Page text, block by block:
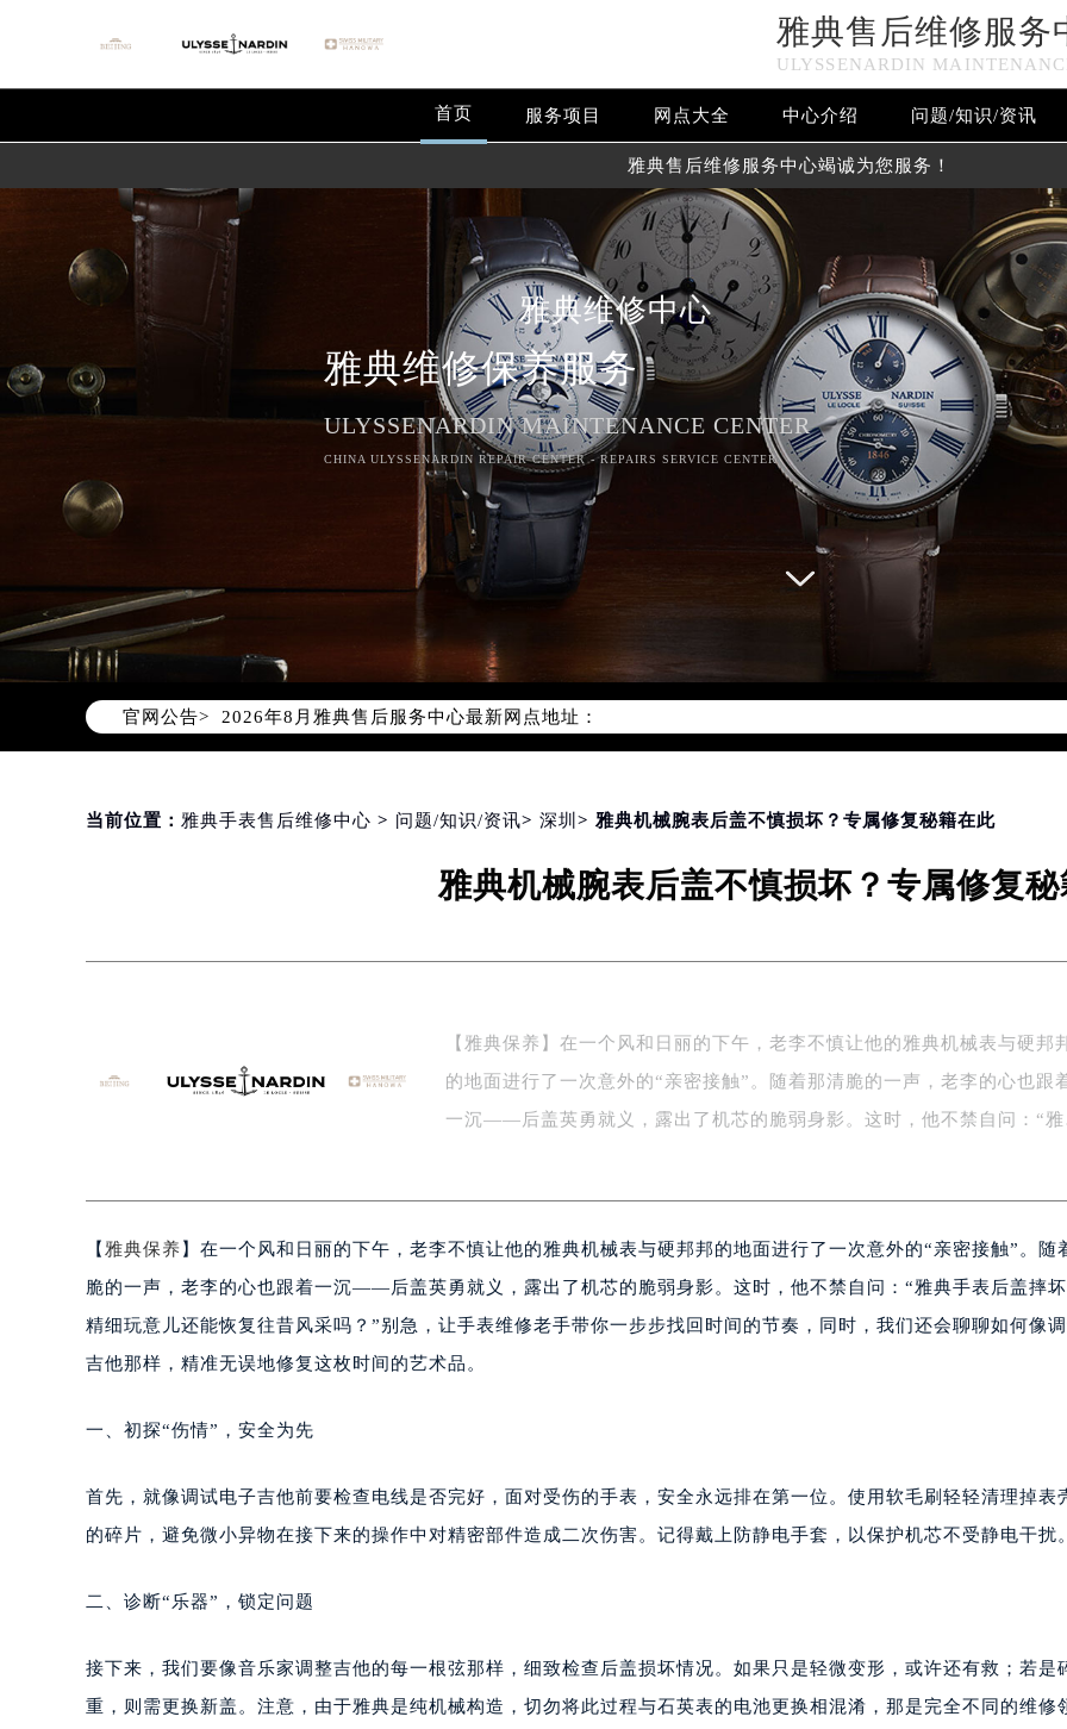
雅典售后维修服务
ULYSSENARDIN
首页 服务项目 网点大全 中心介绍 问题/知识/资讯
雅典售后维修服务中心竭诚为您服务！
雅典维修中心
雅典维修保养服务
ULYSSENARDIN MAINTENANCE CENTER
CHINA ULYSSENARDIN REPAIR CENTER - REPAIRS SERVICE CENTER
官网公告>
2026年8月雅典中国区售后服务网络优化升级公告
2026年8月雅典全国官方售后客户服务热线：400-606-8509
雅典官方全国统一服务热线400-606-8509，服务覆盖中国大陆、香港、澳门、台湾全部区域（非大
2026年8月雅典售后服务中心最新网点地址：
北京市朝阳区建国门外大街甲6号华熙国际中心写字楼D座11层1102室（北京总部）（需提前预约）
北京市东城区东长安街1号东方广场写字楼W3座6层602室（需提前预约）
上海市徐汇区虹桥路3号港汇中心写字楼2座37层3705室（需提前预约）
南京市秦淮区中山南路1号（新街口）南京中心写字楼22层C1-1室（需提前预约）
泰州市海陵区永定东路399号置地商务中心东塔写字楼（华润万象城）17层1706室（需提前预约）
宁波市江北区大闸南路500号来福士广场办公楼20层2009室（需提前预约）
杭州市上城区钱江路1366号华润大厦写字楼A座5层503-5室（需提前预约）
南昌市红谷滩新区红谷中大道998号绿地双子塔（中央广场）A1座办公楼14层07室（需提前预约）
济南市历下区经十路11111号华润中心写字楼（万象城）15层1508室（需提前预约）
广州市天河区天河路230号万菱汇国际中心写字楼A塔7层704室（需提前预约）
广州市越秀区环市东路371-375号世界贸易中心大厦南塔写字楼15层07室（需提前预约）
惠州市惠城区江北文昌一路7号华贸大厦写字楼1座30层05室（需提前预约）
福州市鼓楼区五四路128-1号恒力城写字楼15层03室（需提前预约）
重庆市江北区观音桥步行街2号融恒时代广场写字楼9层902室（需提前预约）
沈阳市沈河区中街路137号亨得利名表服务中心（品牌授权店）1层整层（需提前预约）
沈阳市沈河区中街路83号亨得利名表服务中心（品牌授权店）1层整层（需提前预约）
当前位置： 雅典手表售后维修中心 > 问题/知识/资讯> 深圳 > 雅典机械腕表后盖不慎损坏？专属修复秘籍在此
雅典机械腕表后盖不慎损坏？专属修复
【雅典保养】在一个风和日丽的下午，老李不慎让他的雅典机械表与硬邦
的地面进行了一次意外的“亲密接触”。随着那清脆的一声，老李的心也跟
一沉——后盖英勇就义，露出了机芯的脆弱身影。这时，他不禁自问：“雅
【 雅典保养 】在一个风和日丽的下午，老李不慎让他的雅典机械表与硬邦邦的地面进行了一次意外的“亲密接触”。随
脆的一声，老李的心也跟着一沉——后盖英勇就义，露出了机芯的脆弱身影。这时，他不禁自问：“雅典手表后盖摔
精细玩意儿还能恢复往昔风采吗？”别急，让手表维修老手带你一步步找回时间的节奏，同时，我们还会聊聊如何像
吉他那样，精准无误地修复这枚时间的艺术品。
一、初探“伤情”，安全为先
首先，就像调试电子吉他前要检查电线是否完好，面对受伤的手表，安全永远排在第一位。使用软毛刷轻轻清理掉表
的碎片，避免微小异物在接下来的操作中对精密部件造成二次伤害。记得戴上防静电手套，以保护机芯不受静电干扰。
二、诊断“乐器”，锁定问题
接下来，我们要像音乐家调整吉他的每一根弦那样，细致检查后盖损坏情况。如果只是轻微变形，或许还有救；若是
重，则需更换新盖。注意，由于雅典是纯机械构造，切勿将此过程与石英表的电池更换相混淆，那是完全不同的维修